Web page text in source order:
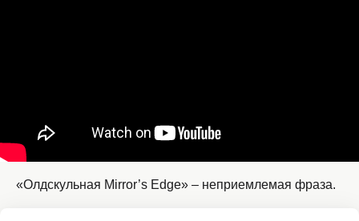
«Олдскульная Mirror’s Edge» – неприемлемая фраза.